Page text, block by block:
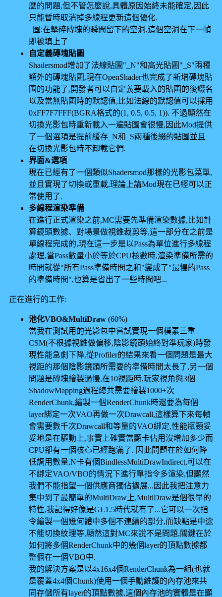
麼的問題,但不管怎麼說,具體原因始終未能確定,因此
只能暫時取消掉多線程更新這個優化.
圖:在擊碎磚塊的瞬間留下的空洞,這個空洞在下一幀
即被填上了
自定義磚塊貼圖
Shadersmod增加了法線貼圖"_N"和高光貼圖"_S"兩種
額外的磚塊貼圖,現在OpenShader也完成了新增磚塊貼
圖的功能了,開發者可以自定義要載入的貼圖的後綴名
以及當無貼圖時的默認值,比如法線的默認值可以採用
0xFF7F7FFF(BGRA格式的(1, 0.5, 0.5, 1)). 不過顯然在
切換光影包時重新載入一遍貼圖會很慢,因此Mod提供
了一個選項是提前緩存_N和_S兩種後綴的貼圖並且
在切換光影包時不卸載它們.
界面&選項
現在已經有了一個類似Shadersmod那樣的光影包菜單,
並且實現了切換或重載,理論上講Mod現在已經可以正
常使用了.
多線程渲染準備
在進行正式渲染之前,MC需要先準備渲染數據,比如計
算鏡頭數據、對場景做視錐裁剪等,這一部分在之前是
單線程完成的,現在這一步是以Pass為單位進行多線程
處理,當Pass數量小於等於CPU核數時,渲染準備所需的
時間就從"所有Pass準備時間之和"變成了"最慢的Pass
的準備時間",也算是省出了一些時間吧...
正在進行的工作:
池化VBO&MultiDraw (60%)
當我在測試用的光影包中嘗試實現一個樸素三重
CSM(不根據視錐做偏移,陰影鏡頭始終對準玩家)時發
現性能急劇下降,從Profiler的結果來看一個問題是最大
視距的那個陰影鏡頭所需要的準備時間太長了,另一個
問題是磚塊繪製過慢,在10視距時,玩家視角與3個
ShadowMapping過程總共需要繪製1000+次
RenderChunk,繪製一個RenderChunk時還要為每個
layer綁定一次VAO再做一次Drawcall,這樣算下來每幀
會需要數千次Drawcall和等量的VAO綁定,性能瓶頸妥
妥地是在驅動上,事實上確實當顯卡佔用沒增加多少而
CPU卻有一個核心已經跑滿了. 因此問題在於如何降
低調用數量,N卡有個BindlessMultiDrawIndirect,可以在
不綁定VAO/VBO的情況下進行單指令多渲染,但顯然
我們不能指望一個供應商獨佔擴展...因此我把注意力
集中到了最簡單的MultiDraw上,MultiDraw是個很早的
特性,我記得好像是GL1.5時代就有了...它可以一次指
令繪製一個幾何體中多個不連續的部分,而缺點是中途
不能切換紋理等,顯然這對MC來說不是問題,關鍵在於
如何將多個RenderChunk中的幾個layer的頂點數據都
整個在一個VBO中.
我的解決方案是以4x16x4個RenderChunk為一組(也就
是覆蓋4x4個Chunk)使用一個手動維護的內存池來共
同存儲所有layer的頂點數據,這個內存池的實體是在顯